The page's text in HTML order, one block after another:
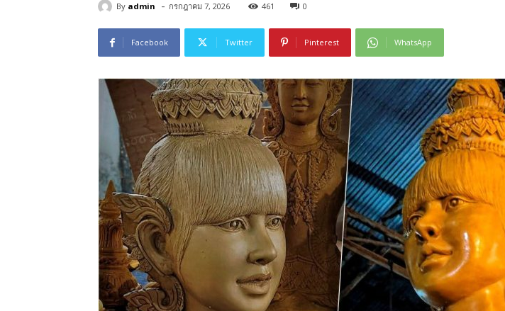
By admin - กรกฎาคม 7, 2026 461 0
Facebook Twitter Pinterest WhatsApp